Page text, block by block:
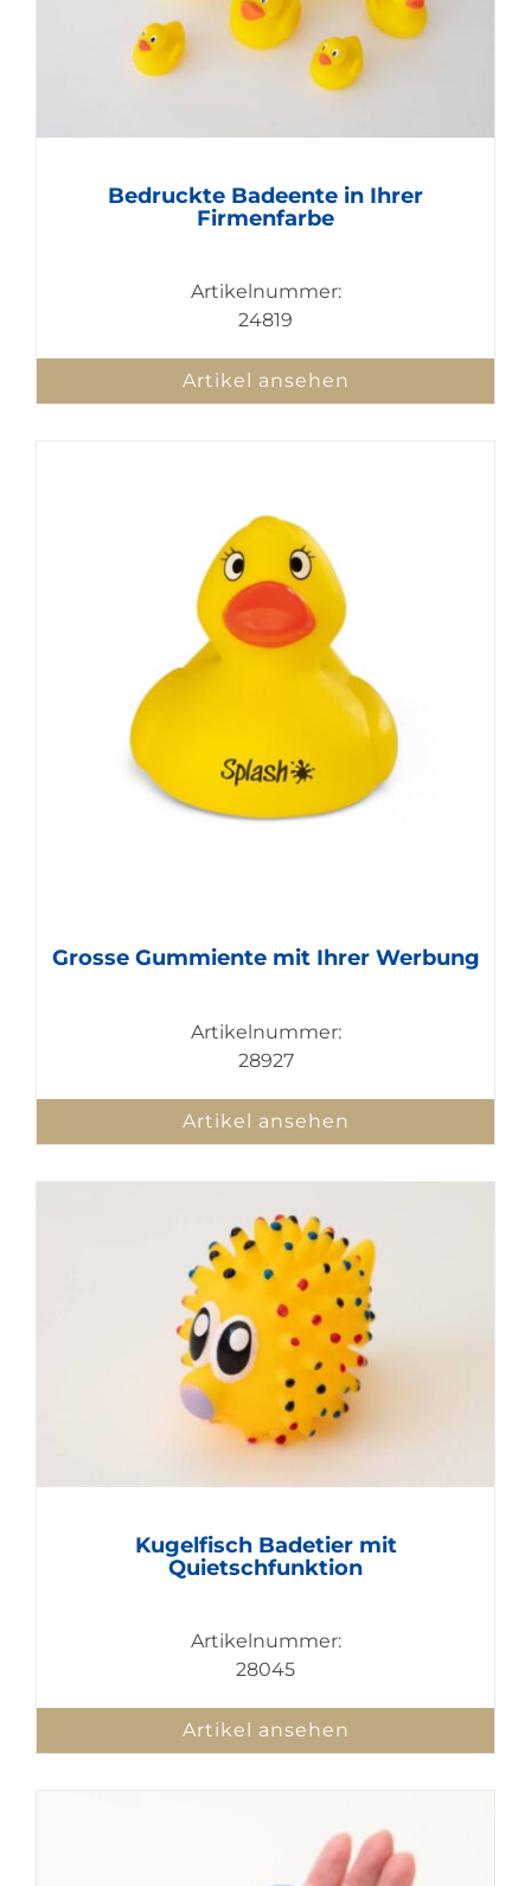
Bedruckte Badeente in Ihrer
Firmenfarbe
Artikelnummer:
24819
Artikel ansehen
Grosse Gummiente mit Ihrer Werbung
Artikelnummer:
28927
Artikel ansehen
Kugelfisch Badetier mit
Quietschfunktion
Artikelnummer:
28045
Artikel ansehen